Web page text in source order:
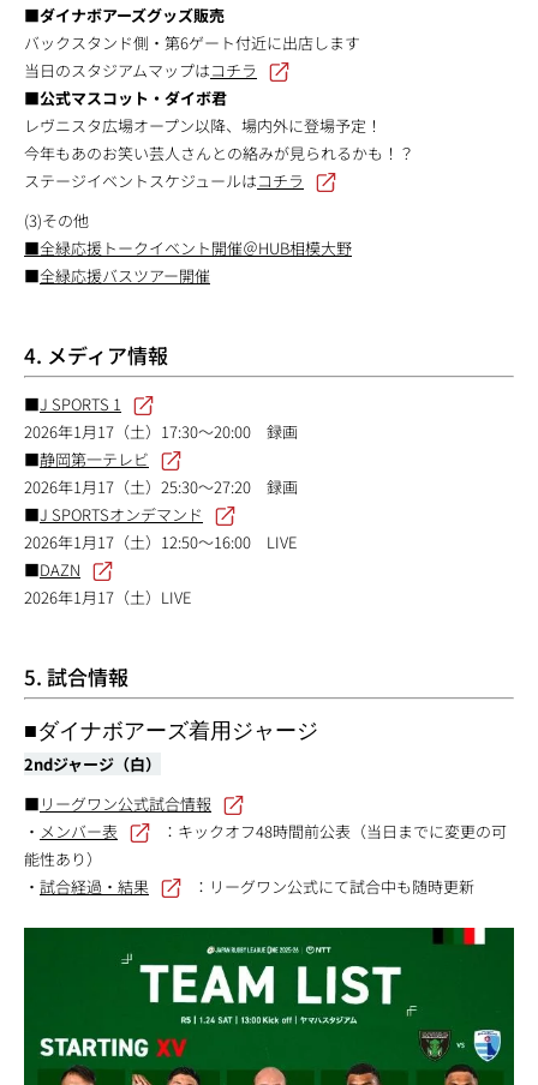
■ダイナボアーズグッズ販売
バックスタンド側・第6ゲート付近に出店します
当日のスタジアムマップはコチラ
■公式マスコット・ダイボ君
レヴニスタ広場オープン以降、場内外に登場予定！
今年もあのお笑い芸人さんとの絡みが見られるかも！？
ステージイベントスケジュールはコチラ
(3)その他
■全緑応援トークイベント開催＠HUB相模大野
■全緑応援バスツアー開催
4. メディア情報
■J SPORTS 1
2026年1月17（土）17:30～20:00 録画
■静岡第一テレビ
2026年1月17（土）25:30～27:20 録画
■J SPORTSオンデマンド
2026年1月17（土）12:50～16:00 LIVE
■DAZN
2026年1月17（土）LIVE
5. 試合情報
■ダイナボアーズ着用ジャージ
2ndジャージ（白）
■ リーグワン公式試合情報
・ メンバー表
：キックオフ48時間前公表（当日までに変更の可
能性あり）
・ 試合経過・結果 ：リーグワン公式にて試合中も随時更新